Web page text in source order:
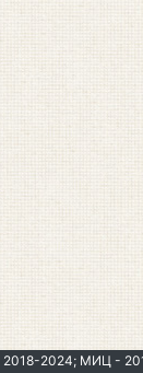
2018-2024; МИЦ -